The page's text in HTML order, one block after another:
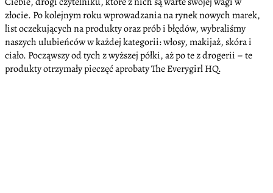
złocie. Po kolejnym roku wprowadzania na rynek nowych marek,
list oczekujących na produkty oraz prób i błędów, wybraliśmy
naszych ulubieńców w każdej kategorii: włosy, makijaż, skóra i
ciało. Począwszy od tych z wyższej półki, aż po te z drogerii – te
produkty otrzymały pieczęć aprobaty The Everygirl HQ.